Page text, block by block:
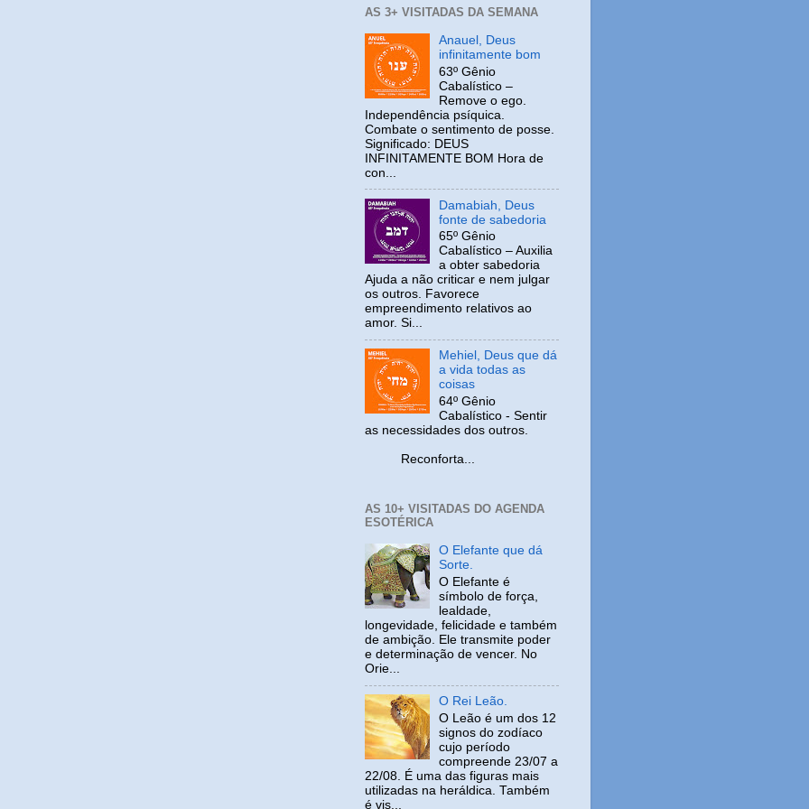
AS 3+ VISITADAS DA SEMANA
Anauel, Deus
infinitamente bom
63º Gênio
Cabalístico –
Remove o ego.
Independência psíquica.
Combate o sentimento de posse.
Significado: DEUS
INFINITAMENTE BOM Hora de
con...
Damabiah, Deus
fonte de sabedoria
65º Gênio
Cabalístico – Auxilia
a obter sabedoria
Ajuda a não criticar e nem julgar
os outros. Favorece
empreendimento relativos ao
amor. Si...
Mehiel, Deus que dá
a vida todas as
coisas
64º Gênio
Cabalístico - Sentir
as necessidades dos outros.
Reconforta...
AS 10+ VISITADAS DO AGENDA
ESOTÉRICA
O Elefante que dá
Sorte.
O Elefante é
símbolo de força,
lealdade,
longevidade, felicidade e também
de ambição. Ele transmite poder
e determinação de vencer. No
Orie...
O Rei Leão.
O Leão é um dos 12
signos do zodíaco
cujo período
compreende 23/07 a
22/08. É uma das figuras mais
utilizadas na heráldica. Também
é vis...